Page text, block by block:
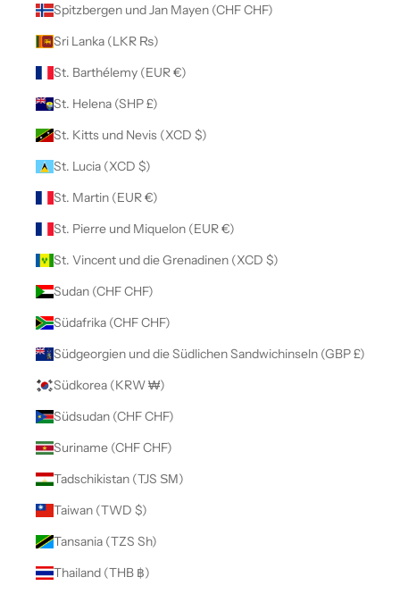
Spitzbergen und Jan Mayen (CHF CHF)
Sri Lanka (LKR ₨)
St. Barthélemy (EUR €)
St. Helena (SHP £)
St. Kitts und Nevis (XCD $)
St. Lucia (XCD $)
St. Martin (EUR €)
St. Pierre und Miquelon (EUR €)
St. Vincent und die Grenadinen (XCD $)
Sudan (CHF CHF)
Südafrika (CHF CHF)
Südgeorgien und die Südlichen Sandwichinseln (GBP £)
Südkorea (KRW ₩)
Südsudan (CHF CHF)
Suriname (CHF CHF)
Tadschikistan (TJS ЅМ)
Taiwan (TWD $)
Tansania (TZS Sh)
Thailand (THB ฿)